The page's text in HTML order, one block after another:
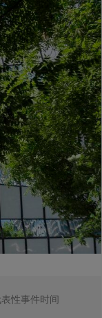
性事件时间